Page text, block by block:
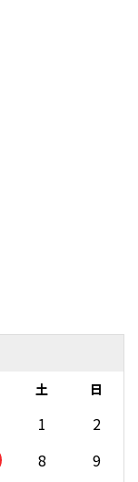
土 日
1
2
8 9